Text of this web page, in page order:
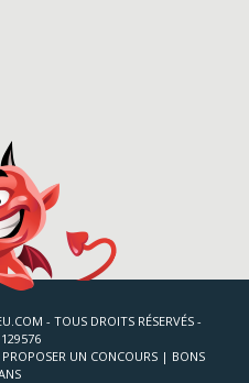
- TOUS DROITS RÉSERVÉS -
PROPOSER UN CONCOURS | BONS